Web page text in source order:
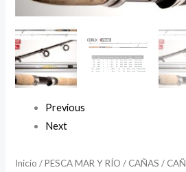
Previous
Next
Inicio /PESCA MAR Y RÍO / CAÑAS /